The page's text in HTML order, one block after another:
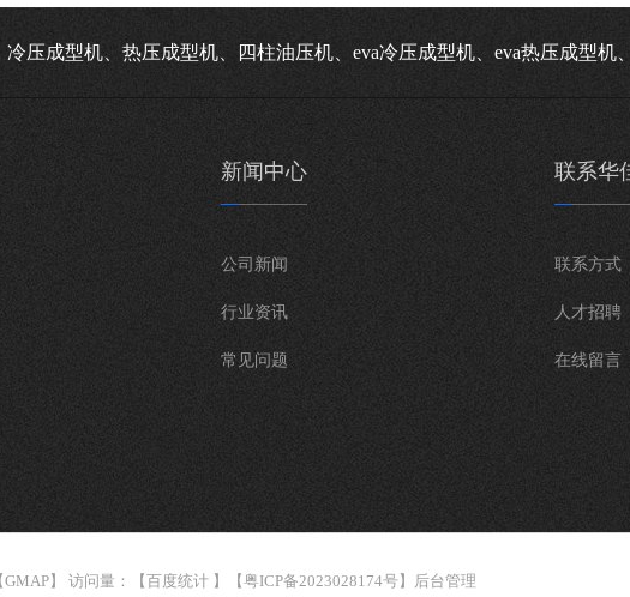
压成型机、热压成型机、四柱油压机、eva冷压成型机、eva热压成型
新闻中心
公司新闻
行业资讯
常见问题
联系华
联系方式
人才招聘
在线留言
GMAP】 访问量： 【百度统计 】【粤ICP备2023028174号】 后台管理